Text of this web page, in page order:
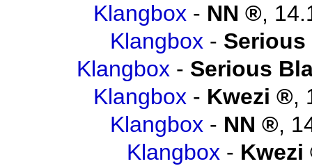
Klangbox - NN ,
Klangbox -
Klangbox - Serious
Klangbox - Kwezi ,
Klangbox - NN ,
Klangbox - Kwezi